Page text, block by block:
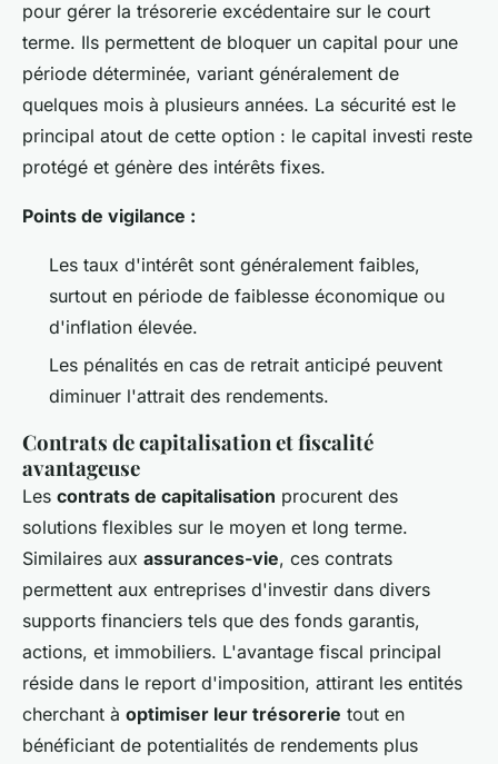
pour gérer la trésorerie excédentaire sur le court
terme. Ils permettent de bloquer un capital pour une
période déterminée, variant généralement de
quelques mois à plusieurs années. La sécurité est le
principal atout de cette option : le capital investi reste
protégé et génère des intérêts fixes.
Points de vigilance :
Les taux d'intérêt sont généralement faibles,
surtout en période de faiblesse économique ou
d'inflation élevée.
Les pénalités en cas de retrait anticipé peuvent
diminuer l'attrait des rendements.
Contrats de capitalisation et fiscalité
avantageuse
Les contrats de capitalisation procurent des
solutions flexibles sur le moyen et long terme.
Similaires aux assurances-vie, ces contrats
permettent aux entreprises d'investir dans divers
supports financiers tels que des fonds garantis,
actions, et immobiliers. L'avantage fiscal principal
réside dans le report d'imposition, attirant les entités
cherchant à optimiser leur trésorerie tout en
bénéficiant de potentialités de rendements plus